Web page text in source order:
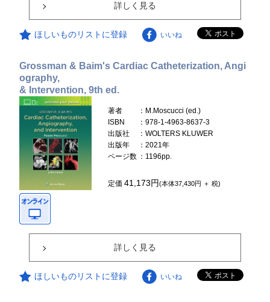
詳しく見る
ほしいものリストに登録 いいね
Grossman & Baim's Cardiac Catheterization, Angi
ography,
& Intervention, 9th ed.
著者
：M.Moscucci (ed.)
ISBN
：978-1-4963-8637-3
出版社
：WOLTERS KLUWER
出版年
：2021年
ページ数 ：1196pp.
定価41,173円(本体37,430円 ＋ 税)
詳しく見る
ほしいものリストに登録 いいね